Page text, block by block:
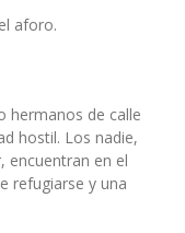
aforo.
hermanos de calle
hostil. Los nadie,
encuentran en el
refugiarse y una